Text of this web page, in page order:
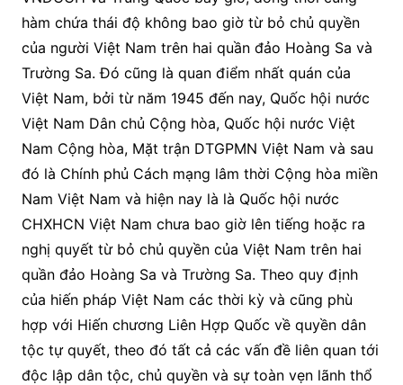
hàm chứa thái độ không bao giờ từ bỏ chủ quyền
của người Việt Nam trên hai quần đảo Hoàng Sa và
Trường Sa. Đó cũng là quan điểm nhất quán của
Việt Nam, bởi từ năm 1945 đến nay, Quốc hội nước
Việt Nam Dân chủ Cộng hòa, Quốc hội nước Việt
Nam Cộng hòa, Mặt trận DTGPMN Việt Nam và sau
đó là Chính phủ Cách mạng lâm thời Cộng hòa miền
Nam Việt Nam và hiện nay là là Quốc hội nước
CHXHCN Việt Nam chưa bao giờ lên tiếng hoặc ra
nghị quyết từ bỏ chủ quyền của Việt Nam trên hai
quần đảo Hoàng Sa và Trường Sa. Theo quy định
của hiến pháp Việt Nam các thời kỳ và cũng phù
hợp với Hiến chương Liên Hợp Quốc về quyền dân
tộc tự quyết, theo đó tất cả các vấn đề liên quan tới
độc lập dân tộc, chủ quyền và sự toàn vẹn lãnh thổ